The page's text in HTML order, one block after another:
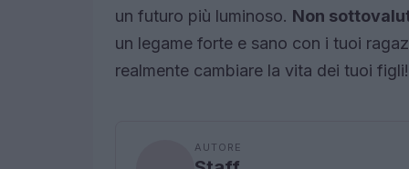
un futuro più luminoso. Non
un legame forte e sano con i tuoi
realmente cambiare la vita dei tuoi figli!
AUTORE